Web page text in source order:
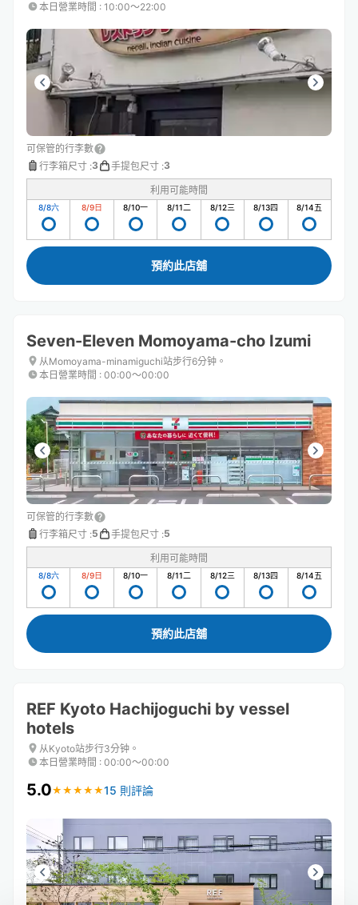
本日營業時間 : 10:00〜22:00
可保管的行李數
行李箱尺寸 :3 手提包尺寸 :3
利用可能時間
8/8六 8/9日 8/10一 8/11二 8/12三 8/13四 8/14五
預約此店舖
Seven-Eleven Momoyama-cho Izumi
从Momoyama-minamiguchi站步行6分钟。
本日營業時間 : 00:00〜00:00
可保管的行李數
行李箱尺寸 :5 手提包尺寸 :5
利用可能時間
8/8六 8/9日 8/10一 8/11二 8/12三 8/13四 8/14五
預約此店舖
REF Kyoto Hachijoguchi by vessel
hotels
从Kyoto站步行3分钟。
本日營業時間 : 00:00〜00:00
5.0★ ★ ★ ★ ★
★ ★ ★ ★ ★15 則評論